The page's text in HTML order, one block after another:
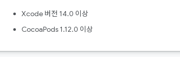
Xcode 버전 14.0 이상
CocoaPods 1.12.0 이상